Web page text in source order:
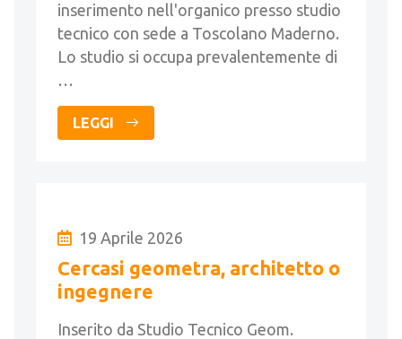
inserimento nell'organico presso studio
tecnico con sede a Toscolano Maderno.
Lo studio si occupa prevalentemente di
…
LEGGI
19 Aprile 2026
Cercasi geometra, architetto o
ingegnere
Inserito da Studio Tecnico Geom.